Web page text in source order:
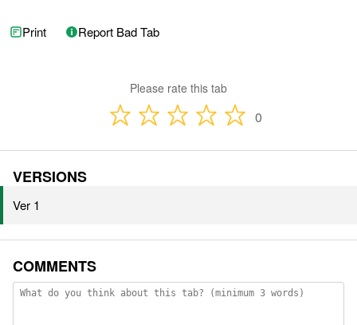
Print Report Bad Tab
Please rate this tab
0
VERSIONS
Ver 1
COMMENTS